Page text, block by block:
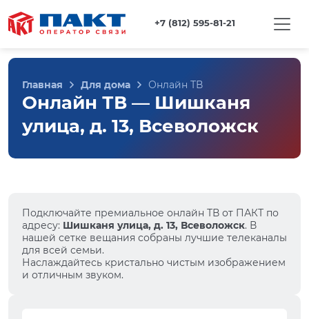
+7 (812) 595-81-21
Главная Для дома Онлайн ТВ
Онлайн ТВ — Шишканя
улица, д. 13, Всеволожск
Подключайте премиальное онлайн ТВ от ПАКТ по
адресу: Шишканя улица, д. 13, Всеволожск. В
нашей сетке вещания собраны лучшие телеканалы
для всей семьи.
Наслаждайтесь кристально чистым изображением
и отличным звуком.